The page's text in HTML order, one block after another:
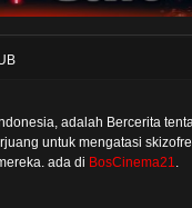
adalah Bercerita
untuk mengatasi
ada di BosCinema21.